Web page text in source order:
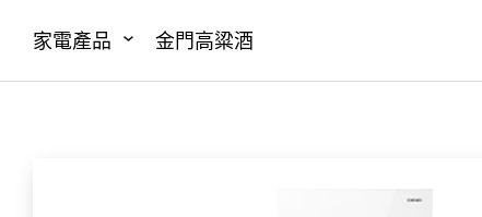
家電產品 金門高粱酒